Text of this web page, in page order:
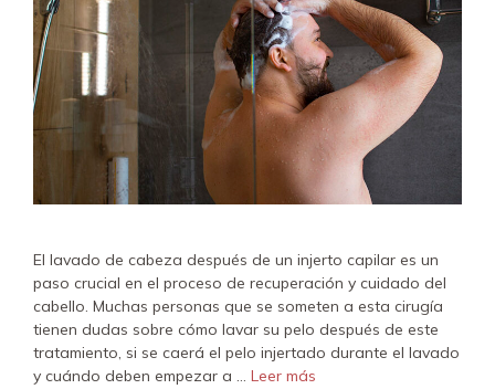
El lavado de cabeza después de un injerto capilar es un
paso crucial en el proceso de recuperación y cuidado del
cabello. Muchas personas que se someten a esta cirugía
tienen dudas sobre cómo lavar su pelo después de este
tratamiento, si se caerá el pelo injertado durante el lavado
y cuándo deben empezar a … Leer más